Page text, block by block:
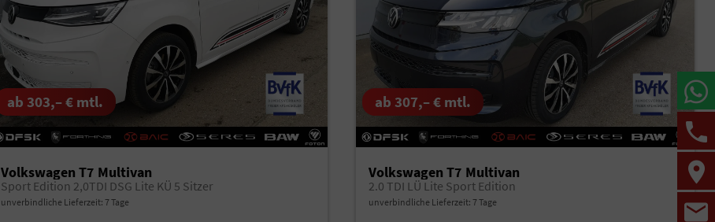
ab 303,– € mtl.
Volkswagen T7 Multivan
Sport Edition 2,0TDI DSG Lite KÜ 5 Sitzer
unverbindliche Lieferzeit:7 Tage
ab 307,– € mtl.
Volkswagen T7 Multivan
2.0 TDI LÜ Lite Sport Edition
unverbindliche Lieferzeit: 7 Tage